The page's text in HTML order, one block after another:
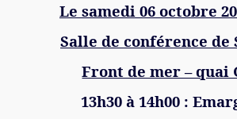
Le samedi 06 octobre
Salle de conférence de
Front de mer –
13h30 à 14h00 :